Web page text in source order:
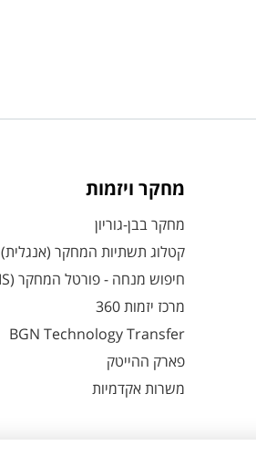
מחקר ויזמות
מחקר בבן-גוריון
קטלוג תשתיות המחקר (אנגלית)
חיפוש מנחה - פורטל המחקר (CRIS)
מרכז יזמות 360
BGN Technology Transfer
פארק ההייטק
משרות אקדמיות